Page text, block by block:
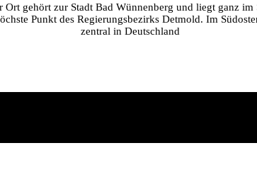
gehört zur Stadt Bad Wünnenberg und liegt ganz
Punkt des Regierungsbezirks Detmold. Im
zentral in Deutschland